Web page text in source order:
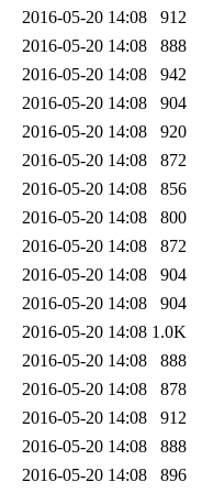
2016-05-20 14:08
912
2016-05-20 14:08
888
2016-05-20 14:08
942
2016-05-20 14:08
904
2016-05-20 14:08
920
2016-05-20 14:08
872
2016-05-20 14:08
856
2016-05-20 14:08
800
2016-05-20 14:08
872
2016-05-20 14:08
904
2016-05-20 14:08
904
2016-05-20 14:08 1.0K
2016-05-20 14:08
888
2016-05-20 14:08
878
2016-05-20 14:08
912
2016-05-20 14:08
888
2016-05-20 14:08
896